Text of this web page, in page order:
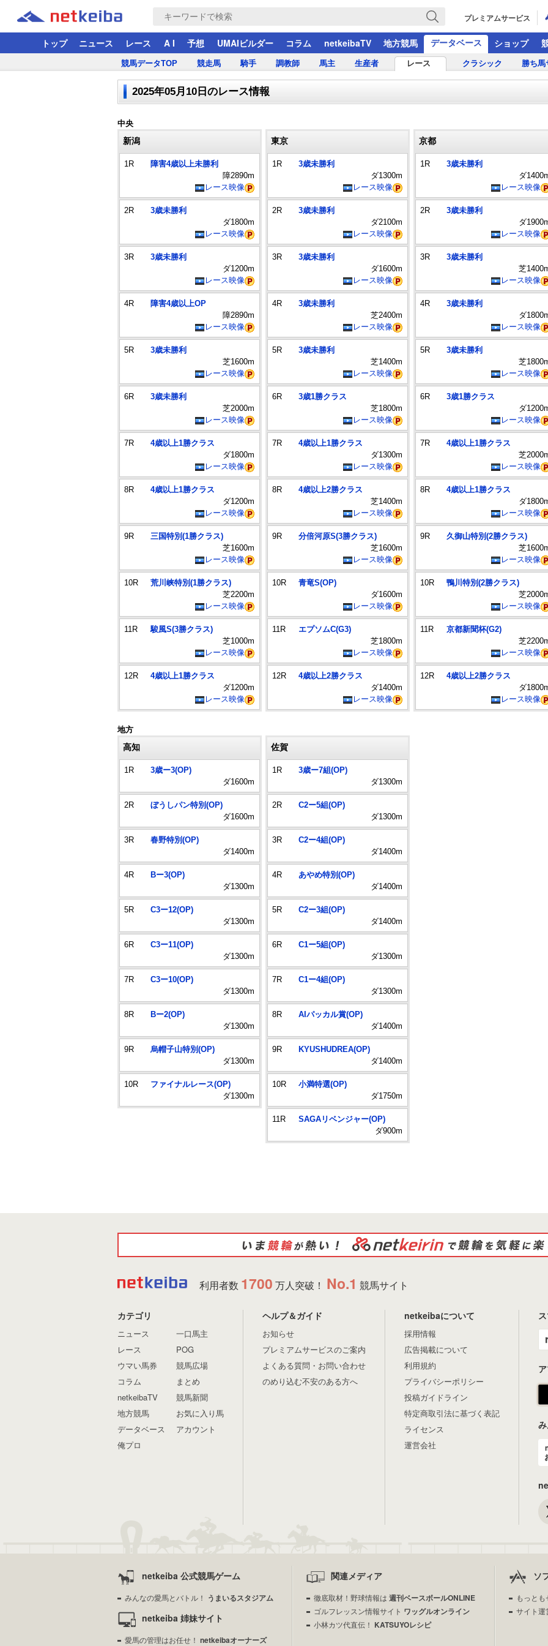
プレミアムサービス
トップ ニュース レース A I 予想 UMAIビルダー コラム netkeibaTV 地方競馬 データベース ショップ
競馬データTOP 競走馬 騎手 調教師 馬主 生産者 レース クラシック 勝ち馬
2025年05月10日のレース情報
中央
新潟
1R
障害4歳以上未勝利
障2890m
レース映像
2R
3歳未勝利
ダ1800m
レース映像
3R
3歳未勝利
ダ1200m
レース映像
4R
障害4歳以上OP
障2890m
レース映像
5R
3歳未勝利
芝1600m
レース映像
6R
3歳未勝利
芝2000m
レース映像
7R
4歳以上1勝クラス
ダ1800m
レース映像
8R
4歳以上1勝クラス
ダ1200m
レース映像
9R
三国特別(1勝クラス)
芝1600m
レース映像
10R
荒川峡特別(1勝クラス)
芝2200m
レース映像
11R
駿風S(3勝クラス)
芝1000m
レース映像
12R
4歳以上1勝クラス
ダ1200m
レース映像
東京
1R
3歳未勝利
ダ1300m
レース映像
2R
3歳未勝利
ダ2100m
レース映像
3R
3歳未勝利
ダ1600m
レース映像
4R
3歳未勝利
芝2400m
レース映像
5R
3歳未勝利
芝1400m
レース映像
6R
3歳1勝クラス
芝1800m
レース映像
7R
4歳以上1勝クラス
ダ1300m
レース映像
8R
4歳以上2勝クラス
芝1400m
レース映像
9R
分倍河原S(3勝クラス)
芝1600m
レース映像
10R
青竜S(OP)
ダ1600m
レース映像
11R
エプソムC(G3)
芝1800m
レース映像
12R
4歳以上2勝クラス
ダ1400m
レース映像
京都
1R
3歳未勝利
ダ
レース映像
2R
3歳未勝利
ダ
レース映像
3R
3歳未勝利
芝
レース映像
4R
3歳未勝利
ダ
レース映像
5R
3歳未勝利
芝
レース映像
6R
3歳1勝クラス
ダ
レース映像
7R
4歳以上1勝クラス
芝
レース映像
8R
4歳以上1勝クラス
ダ
レース映像
9R
久御山特別(2勝クラス)
芝
レース映像
10R
鴨川特別(2勝クラス)
芝
レース映像
11R
京都新聞杯(G2)
芝
レース映像
12R
4歳以上2勝クラス
ダ
レース映像
地方
高知
1R
3歳ー3(OP)
ダ1600m
2R
ぼうしパン特別(OP)
ダ1600m
3R
春野特別(OP)
ダ1400m
4R
Bー3(OP)
ダ1300m
5R
C3ー12(OP)
ダ1300m
6R
C3ー11(OP)
ダ1300m
7R
C3ー10(OP)
ダ1300m
8R
Bー2(OP)
ダ1300m
9R
烏帽子山特別(OP)
ダ1300m
10R
ファイナルレース(OP)
ダ1300m
佐賀
1R
3歳ー7組(OP)
ダ1300m
2R
C2ー5組(OP)
ダ1300m
3R
C2ー4組(OP)
ダ1400m
4R
あやめ特別(OP)
ダ1400m
5R
C2ー3組(OP)
ダ1400m
6R
C1ー5組(OP)
ダ1300m
7R
C1ー4組(OP)
ダ1300m
8R
AIパッカル賞(OP)
ダ1400m
9R
KYUSHUDREA(OP)
ダ1400m
10R
小満特選(OP)
ダ1750m
11R
SAGAリベンジャー(OP)
ダ900m
利用者数 1700 万人突破！ No.1 競馬サイト
カテゴリ
ニュース
レース
ウマい馬券
コラム
netkeibaTV
地方競馬
データベース
俺プロ
一口馬主
POG
競馬広場
まとめ
競馬新聞
お気に入り馬
アカウント
ヘルプ＆ガイド
お知らせ
プレミアムサービスのご案内
よくある質問・お問い合わせ
のめり込む不安のある方へ
netkeibaについて
採用情報
広告掲載について
利用規約
プライバシーポリシー
投稿ガイドライン
特定商取引法に基づく表記
ライセンス
運営会社
netkeiba 公式競馬ゲーム
みんなの愛馬とバトル！ うまいるスタジアム
netkeiba 姉妹サイト
愛馬の管理はお任せ！ netkeibaオーナーズ
関連メディア
徹底取材！野球情報は 週刊ベースボールONLINE
ゴルフレッスン情報サイト ワッグルオンライン
小林カツ代直伝！ KATSUYOレシピ
ソ
もっと
サイト運